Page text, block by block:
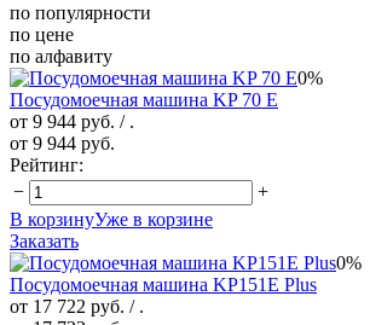
по популярности
по цене
по алфавиту
0%
Посудомоечная машина KP 70 E
от 9 944 руб. / .
от 9 944 руб.
Рейтинг:
−
+
В корзинуУже в корзине
Заказать
0%
Посудомоечная машина KP151E Plus
от 17 722 руб. / .